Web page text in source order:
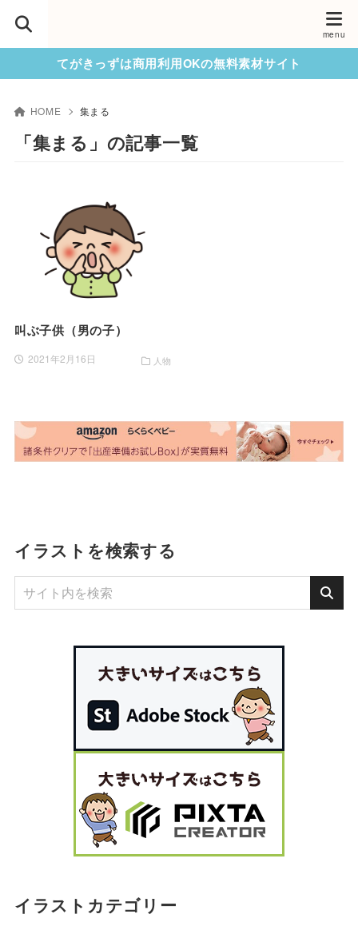
てがきっずは商用利用OKの無料素材サイト
HOME 集まる
「集まる」の記事一覧
叫ぶ子供（男の子）
2021年2月16日 人物
イラストを検索する
イラストカテゴリー